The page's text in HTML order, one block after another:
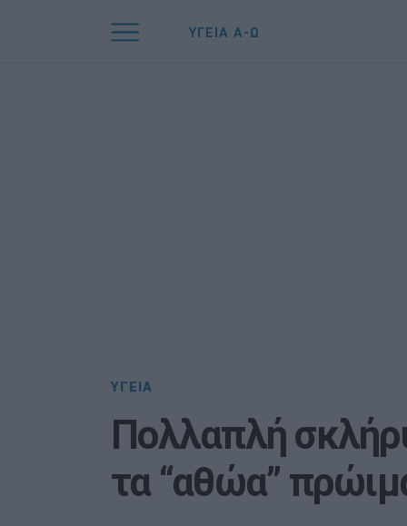
ΥΓΕΙΑ Α-Ω
ΥΓΕΙΑ
Πολλαπλή
τα “αθώα”